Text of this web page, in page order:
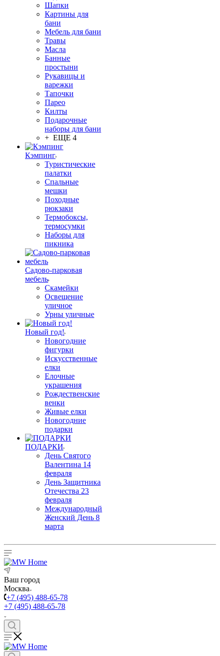
Шапки
Картины для
бани
Мебель для бани
Травы
Масла
Банные
простыни
Рукавицы и
варежки
Тапочки
Парео
Килты
Подарочные
наборы для бани
+ ЕЩЕ 4
Кэмпинг
Туристические
палатки
Спальные
мешки
Походные
рюкзаки
Термобоксы,
термосумки
Наборы для
пикника
Садово-парковая
мебель
Скамейки
Освещение
уличное
Урны уличные
Новый год!
Новогодние
фигурки
Искусственные
елки
Елочные
украшения
Рождественские
венки
Живые елки
Новогодние
подарки
ПОДАРКИ
День Святого
Валентина 14
февраля
День Защитника
Отечества 23
февраля
Международный
Женский День 8
марта
Ваш город
Москва
+7 (495) 488-65-78
+7 (495) 488-65-78